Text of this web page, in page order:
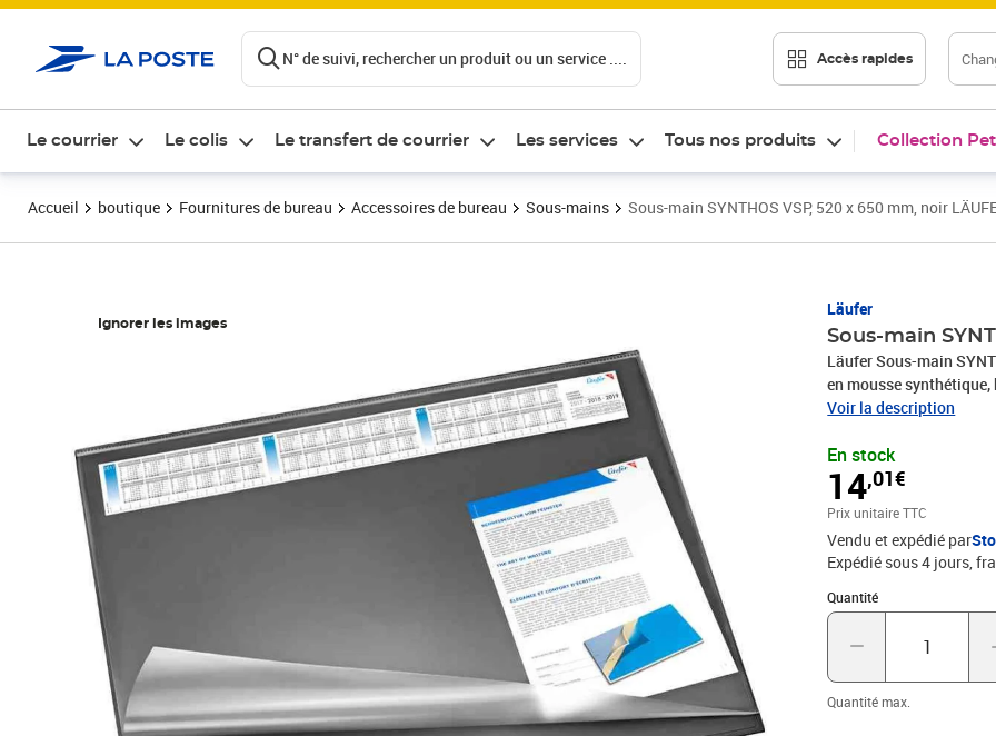
N° de suivi, rechercher un produit ou un service .... Accès rapides
Le courrier Le colis Le transfert de courrier Les services Tous nos produits Collection
Accueil boutique Fournitures de bureau Accessoires de bureau Sous-mains Sous-main SYNTHOS VSP, 520 x 650 mm, noir
Ignorer les images
Läufer
Sous-main
Läufer Sous-main
en mousse synthétique,
matériau film
années échangeable, •
base en mousse
médiane en matériau
calendrier de rechange:
supérieure •
protection des notes,
Voir la description
En stock
14,01€
Prix 14,01€
Prix unitaire TTC
Vendu et expédié par
Expédié sous 4 jours,
Quantité
Quantité : 1
Quantité max.